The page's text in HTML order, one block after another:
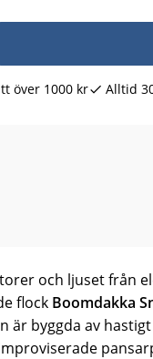
över 1000 kr Alltid
och ljuset från
flock Boomdakka
är byggda av